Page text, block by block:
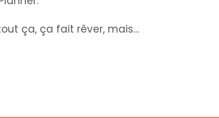
ça, ça fait rêver, mais…